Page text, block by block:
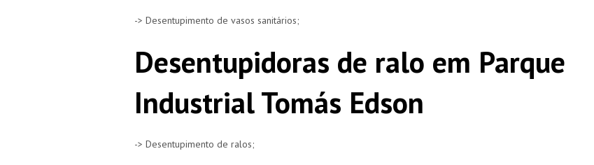
-> Desentupimento de vasos sanitários;
Desentupidoras de ralo em Parque
Industrial Tomás Edson
-> Desentupimento de ralos;